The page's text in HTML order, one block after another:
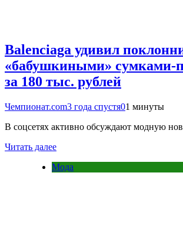
Balenciaga удивил
«бабушкиными» сумками-
за 180 тыс. рублей
Чемпионат.com3 года спустя01 минуты
В соцсетях активно обсуждают модную
Читать далее
Мода